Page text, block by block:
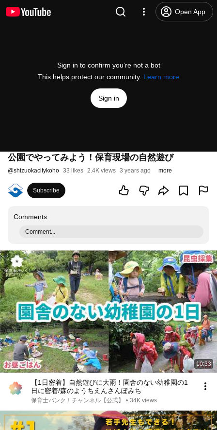
Open App
Sign in to confirm you’re not a bot
This helps protect our community. Learn more
Sign in
公園でやってみよう！保育現場の自然遊び
@shizuokacitykoho 33 likes 2.4K views 3 years ago more
Subscribe
Comments
Comment...
10:33
【1日密着】自然遊びに大雨！園舎のない幼稚園の1
日に密着/森のようちえんさんぽみち
保育士バンク！チャンネル【公式】 • 34K views